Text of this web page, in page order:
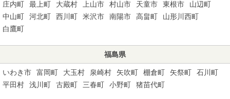
庄内町 最上町 大蔵村 上山市 村山市 天童市 東根市
山辺町
中山町
河北町 西川町 米沢市 南陽市 高畠町
山形川西町
白鷹町
福島県
いわき市 富岡町 大玉村 泉崎村 矢吹町 棚倉町 矢祭町
石川町
平田村
浅川町 古殿町 三春町 小野町 猪苗代町